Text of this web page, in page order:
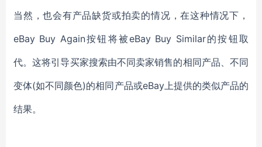
当然，也会有产品缺货或拍卖的情况，在这种情况下，
eBay Buy Again按钮将被eBay Buy Similar的按钮取
代。这将引导买家搜索由不同卖家销售的相同产品、不同
变体(如不同颜色)的相同产品或eBay上提供的类似产品的
结果。